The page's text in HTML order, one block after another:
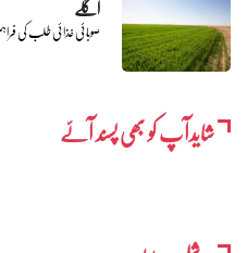
صوبائی غذائی طلب کی
شایدآپ کو بھی پسند آئے